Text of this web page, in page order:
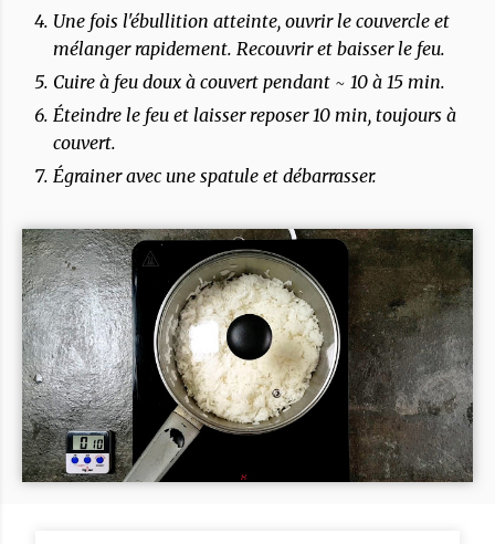
Une fois l'ébullition atteinte, ouvrir le couvercle et
mélanger rapidement. Recouvrir et baisser le feu.
Cuire à feu doux à couvert pendant ~ 10 à 15 min.
Éteindre le feu et laisser reposer 10 min, toujours à
couvert.
Égrainer avec une spatule et débarrasser.